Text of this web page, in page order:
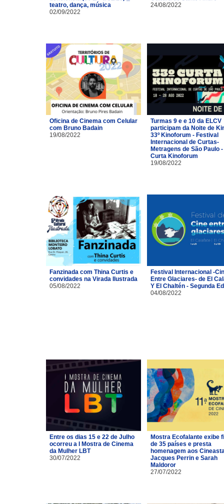
teatro, dança, música
02/09/2022
24/08/2022
Oficina de Cinema com Celular
com Bruno Badain
19/08/2022
Turmas 9 e e 10 da ELCV
participam da Noite de
33º Kinoforum - Festival
Internacional de Curtas-
Metragens de São Paulo -
Curta Kinoforum
19/08/2022
Fanzinada com Thina Curtis e
convidades na Virada Ilustrada
05/08/2022
Festival Internacional -
Entre Glaciares- de El
Y El Chaltén - Segunda
04/08/2022
Entre os dias 15 e 22 de Julho
ocorreu a I Mostra de Cinema
da Mulher LBT
30/07/2022
Mostra Ecofalante exibe
de 35 países e presta
homenagem aos
Jacques Perrin e Sarah
Maldoror
27/07/2022